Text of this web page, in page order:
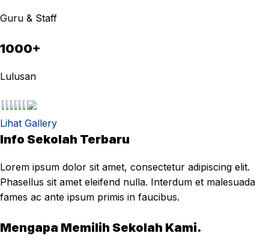
Guru & Staff
1000+
Lulusan
Lihat Gallery
Info Sekolah Terbaru
Lorem ipsum dolor sit amet, consectetur adipiscing elit.
Phasellus sit amet eleifend nulla. Interdum et malesuada
fames ac ante ipsum primis in faucibus.
Mengapa Memilih Sekolah Kami.